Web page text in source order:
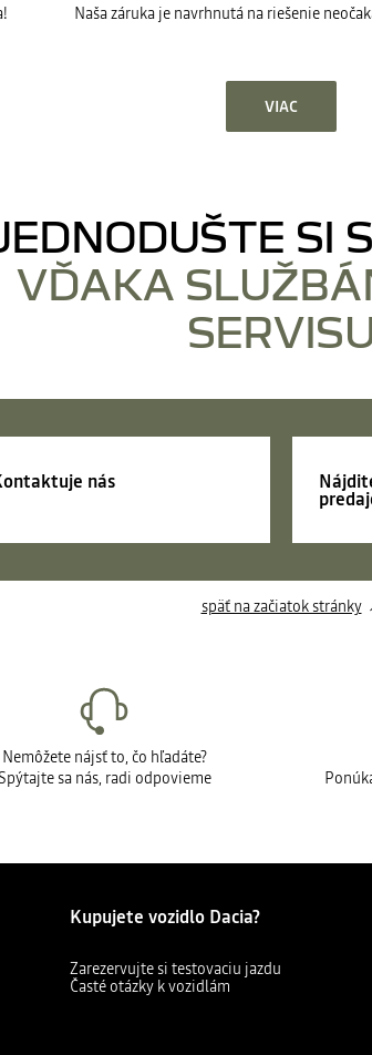
Naša záruka je navrhnutá na riešenie
VIAC
SI
VĎAKA
nás
späť na začiatok stránky
Nemôžete nájsť to, čo hľadáte?
Spýtajte sa nás, radi odpovieme
Kupujete vozidlo Dacia?
Zarezervujte si testovaciu jazdu
Časté otázky k vozidlám